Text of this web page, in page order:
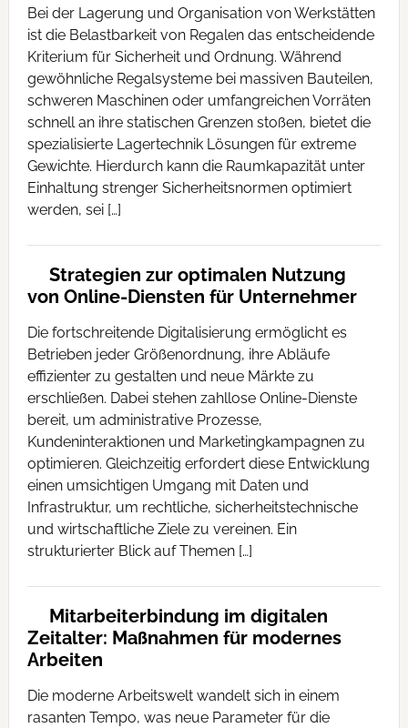
Bei der Lagerung und Organisation von Werkstätten
ist die Belastbarkeit von Regalen das entscheidende
Kriterium für Sicherheit und Ordnung. Während
gewöhnliche Regalsysteme bei massiven Bauteilen,
schweren Maschinen oder umfangreichen Vorräten
schnell an ihre statischen Grenzen stoßen, bietet die
spezialisierte Lagertechnik Lösungen für extreme
Gewichte. Hierdurch kann die Raumkapazität unter
Einhaltung strenger Sicherheitsnormen optimiert
werden, sei […]
Strategien zur optimalen Nutzung
von Online-Diensten für Unternehmer
Die fortschreitende Digitalisierung ermöglicht es
Betrieben jeder Größenordnung, ihre Abläufe
effizienter zu gestalten und neue Märkte zu
erschließen. Dabei stehen zahllose Online-Dienste
bereit, um administrative Prozesse,
Kundeninteraktionen und Marketingkampagnen zu
optimieren. Gleichzeitig erfordert diese Entwicklung
einen umsichtigen Umgang mit Daten und
Infrastruktur, um rechtliche, sicherheitstechnische
und wirtschaftliche Ziele zu vereinen. Ein
strukturierter Blick auf Themen […]
Mitarbeiterbindung im digitalen
Zeitalter: Maßnahmen für modernes
Arbeiten
Die moderne Arbeitswelt wandelt sich in einem
rasanten Tempo, was neue Parameter für die